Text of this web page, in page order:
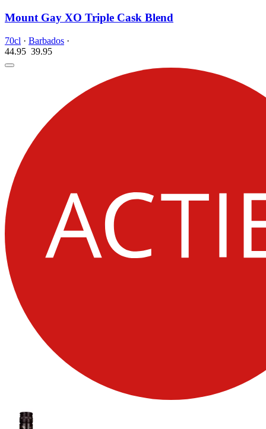
Mount Gay XO Triple Cask Blend
70cl · Barbados ·
44.95 39.95